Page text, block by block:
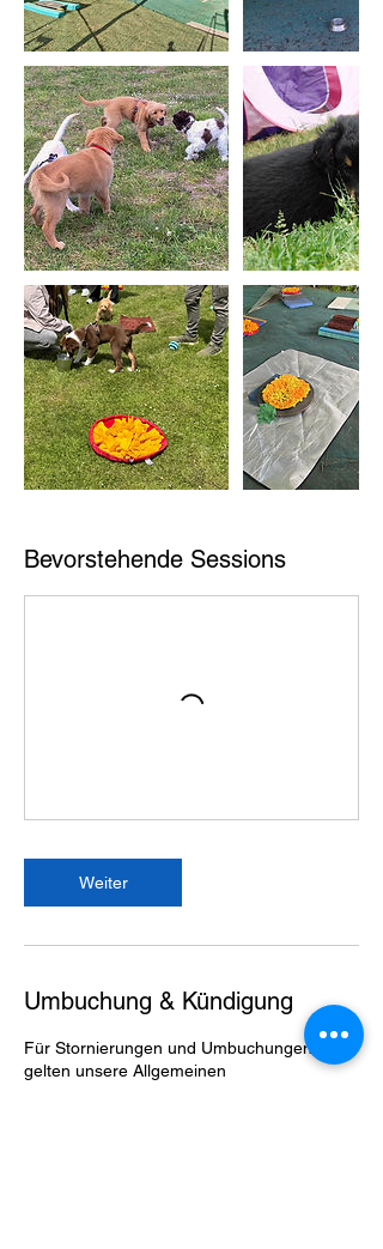
Bevorstehende Sessions
Weiter
Umbuchung & Kündigung
Für Stornierungen und Umbuchungen
gelten unsere Allgemeinen